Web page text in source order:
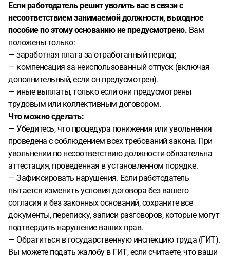
Если работодатель решит уволить вас в связи с
несоответствием занимаемой должности, выходное
пособие по этому основанию не предусмотрено. Вам
положены только:
— заработная плата за отработанный период;
— компенсация за неиспользованный отпуск (включая
дополнительный, если он предусмотрен).
— иные выплаты, только если они предусмотрены
трудовым или коллективным договором.
Что можно сделать:
— Убедитесь, что процедура понижения или увольнения
проведена с соблюдением всех требований закона. При
увольнении по несоответствию должности обязательна
аттестация, проведенная в установленном порядке.
— Зафиксировать нарушения. Если работодатель
пытается изменить условия договора без вашего
согласия и без законных оснований, сохраните все
документы, переписку, записи разговоров, которые могут
подтвердить нарушение ваших прав.
— Обратиться в государственную инспекцию труда (ГИТ).
Вы можете подать жалобу в ГИТ, если считаете, что ваши